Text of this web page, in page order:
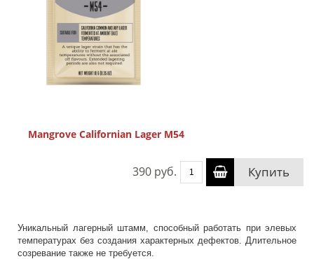
Mangrove Californian Lager M54
390 руб. Купить
Уникальный лагерный штамм, способный работать при элевых
температурах без создания характерных дефектов. Длительное
созревание также не требуется.